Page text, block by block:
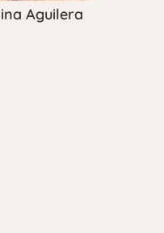
Aguilera